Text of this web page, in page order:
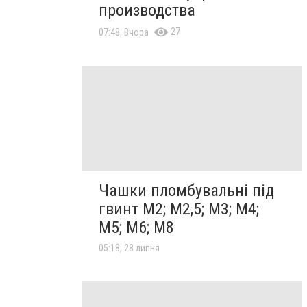
производства
07:48, Вчора 27
Чашки пломбувальні під
гвинт М2; М2,5; М3; М4;
М5; М6; М8
05:18, 28 липня